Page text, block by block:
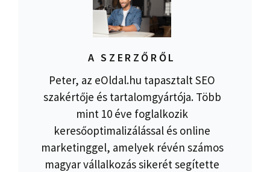
A SZERZŐRŐL
Peter, az eOldal.hu tapasztalt SEO
szakértője és tartalomgyártója. Több
mint 10 éve foglalkozik
keresőoptimalizálással és online
marketinggel, amelyek révén számos
magyar vállalkozás sikerét segítette